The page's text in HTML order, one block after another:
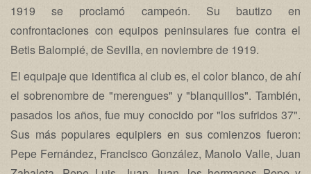
1919 se proclamó campeón. Su bautizo en
confrontaciones con equipos peninsulares fue contra el
Betis Balompié, de Sevilla, en noviembre de 1919.
El equipaje que identifica al club es, el color blanco, de ahí
el sobrenombre de "merengues" y "blanquillos". También,
pasados los años, fue muy conocido por "los sufridos 37".
Sus más populares equipiers en sus comienzos fueron:
Pepe Fernández, Francisco González, Manolo Valle, Juan